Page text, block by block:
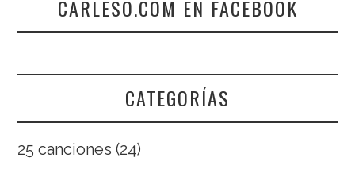
CARLESO.COM EN FACEBOOK
CATEGORÍAS
25 canciones (24)